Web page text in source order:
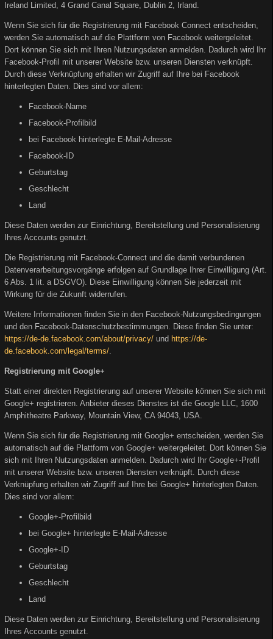
Ireland Limited, 4 Grand Canal Square, Dublin 2, Irland.
Wenn Sie sich für die Registrierung mit Facebook Connect entscheiden,
werden Sie automatisch auf die Plattform von Facebook weitergeleitet.
Dort können Sie sich mit Ihren Nutzungsdaten anmelden. Dadurch wird Ihr
Facebook-Profil mit unserer Website bzw. unseren Diensten verknüpft.
Durch diese Verknüpfung erhalten wir Zugriff auf Ihre bei Facebook
hinterlegten Daten. Dies sind vor allem:
Facebook-Name
Facebook-Profilbild
bei Facebook hinterlegte E-Mail-Adresse
Facebook-ID
Geburtstag
Geschlecht
Land
Diese Daten werden zur Einrichtung, Bereitstellung und Personalisierung
Ihres Accounts genutzt.
Die Registrierung mit Facebook-Connect und die damit verbundenen
Datenverarbeitungsvorgänge erfolgen auf Grundlage Ihrer Einwilligung (Art.
6 Abs. 1 lit. a DSGVO). Diese Einwilligung können Sie jederzeit mit
Wirkung für die Zukunft widerrufen.
Weitere Informationen finden Sie in den Facebook-Nutzungsbedingungen
und den Facebook-Datenschutzbestimmungen. Diese finden Sie unter:
https://de-de.facebook.com/about/privacy/ und https://de-
de.facebook.com/legal/terms/.
Registrierung mit Google+
Statt einer direkten Registrierung auf unserer Website können Sie sich mit
Google+ registrieren. Anbieter dieses Dienstes ist die Google LLC, 1600
Amphitheatre Parkway, Mountain View, CA 94043, USA.
Wenn Sie sich für die Registrierung mit Google+ entscheiden, werden Sie
automatisch auf die Plattform von Google+ weitergeleitet. Dort können Sie
sich mit Ihren Nutzungsdaten anmelden. Dadurch wird Ihr Google+-Profil
mit unserer Website bzw. unseren Diensten verknüpft. Durch diese
Verknüpfung erhalten wir Zugriff auf Ihre bei Google+ hinterlegten Daten.
Dies sind vor allem:
Google+-Profilbild
bei Google+ hinterlegte E-Mail-Adresse
Google+-ID
Geburtstag
Geschlecht
Land
Diese Daten werden zur Einrichtung, Bereitstellung und Personalisierung
Ihres Accounts genutzt.